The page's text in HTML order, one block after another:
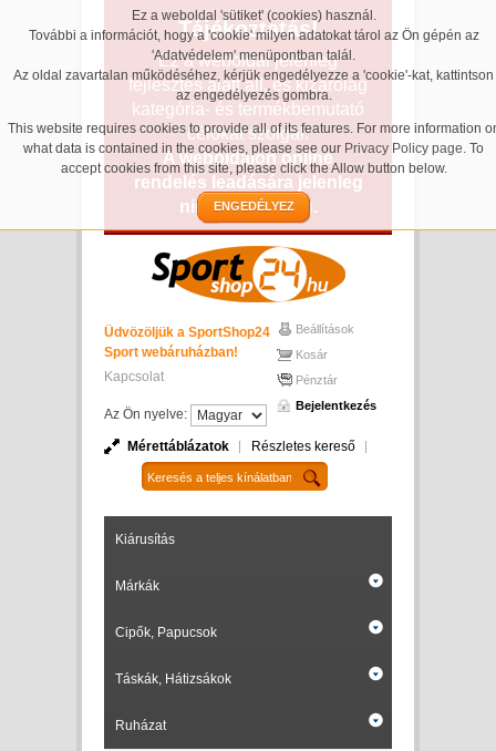
Ez a weboldal 'sütiket' (cookies) használ.
További a információt, hogy a 'cookie' milyen adatokat tárol az Ön gépén az
'Adatvédelem' menüpontban talál.
Az oldal zavartalan működéséhez, kérjük engedélyezze a 'cookie'-kat, kattintson
az engedélyezés gombra.
This website requires cookies to provide all of its features. For more information
what data is contained in the cookies, please see our Privacy Policy page. To
accept cookies from this site, please click the Allow button below.
ENGEDÉLYEZ
Tájékoztatás!
Ez a weboldal jelenleg
fejlesztés alatt áll, és kizárólag
kategória- és termékbemutató
célokat szolgál.
A weboldalon online
rendelés leadására jelenleg
nincs lehetőség.
Üdvözöljük a SportShop24
Sport webáruházban!
Kapcsolat
Az Ön nyelve:
Beállítások
Kosár
Pénztár
Bejelentkezés
Mérettáblázatok Részletes kereső
Kiárusítás
Márkák
Cipők, Papucsok
Táskák, Hátizsákok
Ruházat